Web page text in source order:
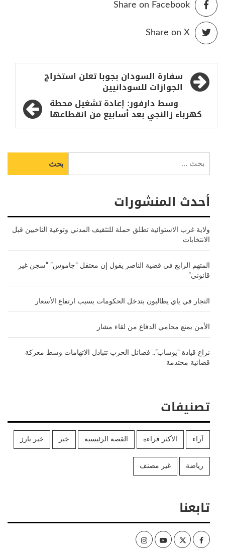
Share on Facebook
Share on X
تصفّح
المقالات
سفارة السودان بجوبا تعلن استخراج
الجوازات للسودانيين
وسط دارفور: إعادة تشغيل محطة
كهرباء زالنجي بعد أسابيع من انقطاعها
عن:
أحدث المنشورات
ولاية غرب الاستوائية تطلق حملة للتثقيف المدني وتوعية الناخبين قبل
الانتخابات
المتهم الرابع في قضية الناصر يقول إن معتقل “جاموس” “سجن غير
قانوني”
التجار في ياي يطالبون بتدخل الحكومات بسبب ارتفاع الأسعار
الأمن يمنع محامي الدفاع من لقاء مشار
نزاع قيادة “يوساب”.. فصائل الحزب تتبادل الاتهامات وسط معركة
قضائية محتدمة
تصنيفات
آراء الأكثر قراءة القصة الرئيسية خبر خبر بارز
رياضة غير مصنف
تابعنا
Facebook
Twitter
Youtube
Instagram